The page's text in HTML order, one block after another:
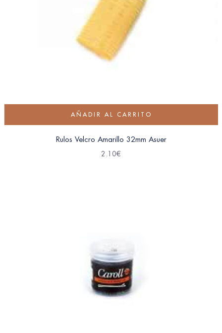
AÑADIR AL CARRITO
Rulos Velcro Amarillo 32mm Asuer
2.10€